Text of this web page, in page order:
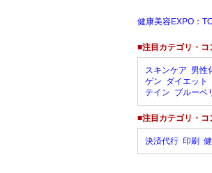
健康美容EXPO：
■注目カテゴリ・コ
スキンケア 男性
ゲン ダイエット
テイン ブルーベ
■注目カテゴリ・コ
決済代行 印刷